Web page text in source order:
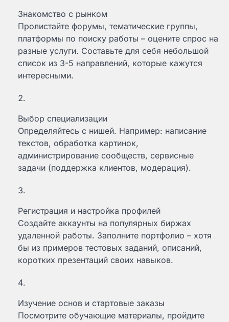
Знакомство с рынком
Пролистайте форумы, тематические группы,
платформы по поиску работы – оцените спрос на
разные услуги. Составьте для себя небольшой
список из 3-5 направлений, которые кажутся
интересными.
Выбор специализации
Определяйтесь с нишей. Например: написание
текстов, обработка картинок,
администрирование сообществ, сервисные
задачи (поддержка клиентов, модерация).
Регистрация и настройка профилей
Создайте аккаунты на популярных биржах
удаленной работы. Заполните портфолио – хотя
бы из примеров тестовых заданий, описаний,
коротких презентаций своих навыков.
Изучение основ и стартовые заказы
Посмотрите обучающие материалы, пройдите